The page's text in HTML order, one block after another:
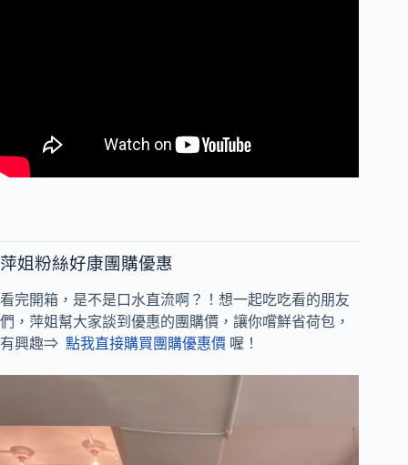
萍姐粉絲好康團購優惠
看完開箱，是不是口水直流啊？！想一起吃吃看的朋友
們，萍姐幫大家談到優惠的團購價，讓你嚐鮮省荷包，
有興趣⇒ 點我直接購買團購優惠價 喔！